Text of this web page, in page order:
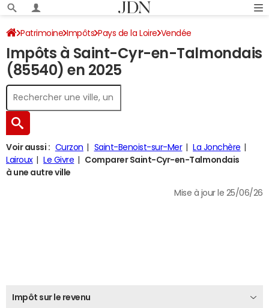
Patrimoine Impôts Pays de la Loire Vendée
Saint-Cyr-en-Talmondais Impôt sur le revenu
Impôts à Saint-Cyr-en-Talmondais
(85540) en 2025
Voir aussi : Curzon Saint-Benoist-sur-Mer
La Jonchère
Lairoux
Le Givre
Comparer Saint-Cyr-en-Talmondais
à une autre ville
Mise à jour le 25/06/26
Impôt sur le revenu